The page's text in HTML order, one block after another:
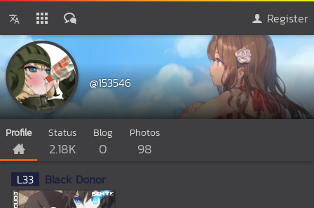
Register
@153546
Profile Status
2.18K
Blog
0
Photos
98
L33 Black Donor